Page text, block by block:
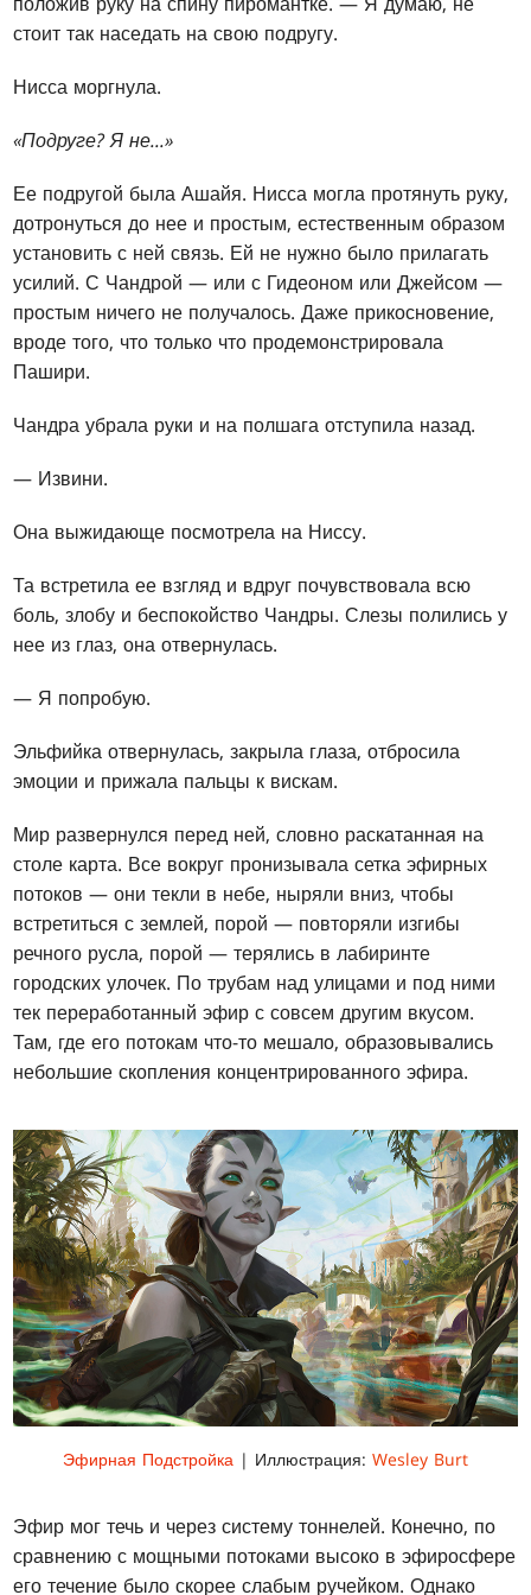
стоит так наседать на свою подругу.
Нисса моргнула.
«Подруге? Я не...»
Ее подругой была Ашайя. Нисса могла протянуть руку,
дотронуться до нее и простым, естественным образом
установить с ней связь. Ей не нужно было прилагать
усилий. С Чандрой — или с Гидеоном или Джейсом —
простым ничего не получалось. Даже прикосновение,
вроде того, что только что продемонстрировала
Пашири.
Чандра убрала руки и на полшага отступила назад.
— Извини.
Она выжидающе посмотрела на Ниссу.
Та встретила ее взгляд и вдруг почувствовала всю
боль, злобу и беспокойство Чандры. Слезы полились у
нее из глаз, она отвернулась.
— Я попробую.
Эльфийка отвернулась, закрыла глаза, отбросила
эмоции и прижала пальцы к вискам.
Мир развернулся перед ней, словно раскатанная на
столе карта. Все вокруг пронизывала сетка эфирных
потоков — они текли в небе, ныряли вниз, чтобы
встретиться с землей, порой — повторяли изгибы
речного русла, порой — терялись в лабиринте
городских улочек. По трубам над улицами и под ними
тек переработанный эфир с совсем другим вкусом.
Там, где его потокам что-то мешало, образовывались
небольшие скопления концентрированного эфира.
Эфирная Подстройка | Иллюстрация: Wesley Burt
Эфир мог течь и через систему тоннелей. Конечно, по
сравнению с мощными потоками высоко в эфиросфере
его течение было скорее слабым ручейком. Однако